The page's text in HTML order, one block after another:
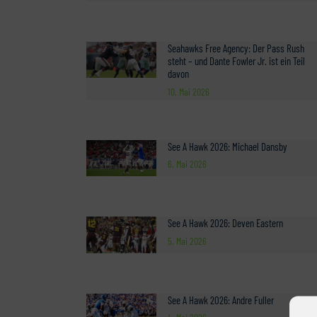
Seahawks Free Agency: Der Pass Rush
steht – und Dante Fowler Jr. ist ein Teil
davon
10. Mai 2026
See A Hawk 2026: Michael Dansby
6. Mai 2026
See A Hawk 2026: Deven Eastern
5. Mai 2026
See A Hawk 2026: Andre Fuller